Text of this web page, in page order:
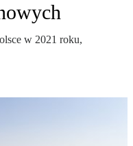
w 2021 roku,